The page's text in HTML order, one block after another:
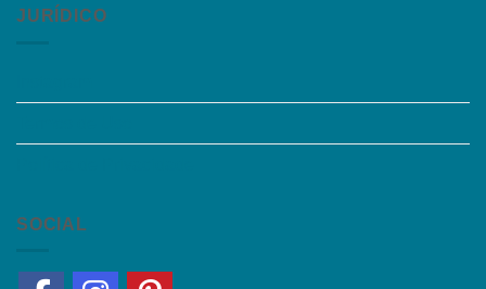
JURÍDICO
SOCIAL